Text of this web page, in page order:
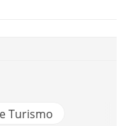
Turismo